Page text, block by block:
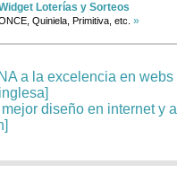
Loterías y Sorteos
Quiniela, Primitiva, etc. »